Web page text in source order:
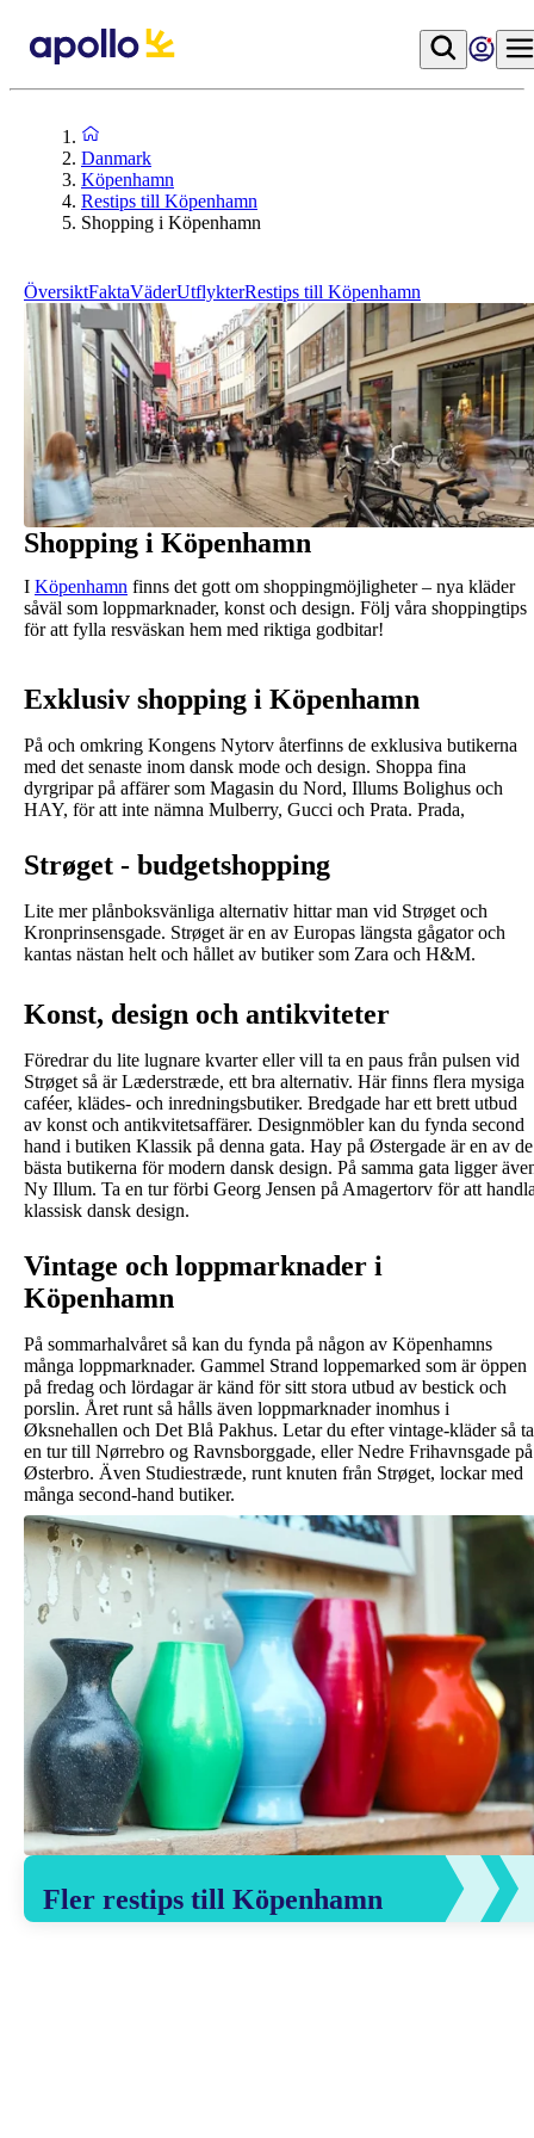
Danmark
Köpenhamn
Restips till Köpenhamn
Shopping i Köpenhamn
ÖversiktFaktaVäderUtflykterRestips till Köpenhamn
Shopping i Köpenhamn
I Köpenhamn finns det gott om shoppingmöjligheter – nya kläder
såväl som loppmarknader, konst och design. Följ våra shoppingtips
för att fylla resväskan hem med riktiga godbitar!
Exklusiv shopping i Köpenhamn
På och omkring Kongens Nytorv återfinns de exklusiva butikerna
med det senaste inom dansk mode och design. Shoppa fina
dyrgripar på affärer som Magasin du Nord, Illums Bolighus och
HAY, för att inte nämna Mulberry, Gucci och Prata. Prada,
Strøget - budgetshopping
Lite mer plånboksvänliga alternativ hittar man vid Strøget och
Kronprinsensgade. Strøget är en av Europas längsta gågator och
kantas nästan helt och hållet av butiker som Zara och H&M.
Konst, design och antikviteter
Föredrar du lite lugnare kvarter eller vill ta en paus från pulsen vid
Strøget så är Læderstræde, ett bra alternativ. Här finns flera mysiga
caféer, klädes- och inredningsbutiker. Bredgade har ett brett utbud
av konst och antikvitetsaffärer. Designmöbler kan du fynda second
hand i butiken Klassik på denna gata. Hay på Østergade är en av de
bästa butikerna för modern dansk design. På samma gata ligger
Ny Illum. Ta en tur förbi Georg Jensen på Amagertorv för att
klassisk dansk design.
Vintage och loppmarknader i
Köpenhamn
På sommarhalvåret så kan du fynda på någon av Köpenhamns
många loppmarknader. Gammel Strand loppemarked som är öppen
på fredag och lördagar är känd för sitt stora utbud av bestick och
porslin. Året runt så hålls även loppmarknader inomhus i
Øksnehallen och Det Blå Pakhus. Letar du efter vintage-kläder så ta
en tur till Nørrebro og Ravnsborggade, eller Nedre Frihavnsgade på
Østerbro. Även Studiestræde, runt knuten från Strøget, lockar med
många second-hand butiker.
Fler restips till Köpenhamn